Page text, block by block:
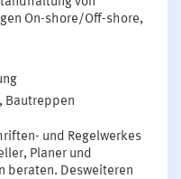
On-shore/Off-shore,
Bautreppen
und Regelwerkes
Planer und
beraten. Desweiteren